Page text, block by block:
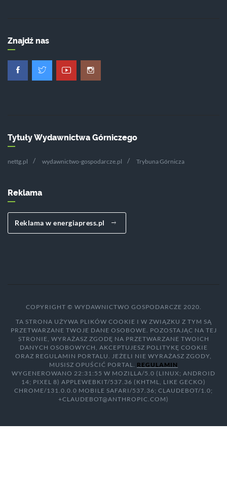
Znajdź nas
Tytuły Wydawnictwa Górniczego
nettg.pl wydawnictwo-gospodarcze.pl Trybuna Górnicza
Reklama
Reklama w energiapress.pl
COPYRIGHT © WYDAWNICTWO GOSPODARCZE 2020.
TA STRONA UŻYWA PLIKÓW COOKIE I W ZWIĄZKU Z TYM SĄ
PRZETWARZANE TWOJE DANE OSOBOWE. POZOSTAJĄC NA TEJ
STRONIE, WYRAŻASZ ZGODĘ NA PRZETWARZANE TWOICH
DANYCH OSOBOWYCH, AKCEPTUJESZ POLITYKĘ COOKIE
ORAZ REGULAMIN PORTALU. JEŻELI NIE WYRAŻASZ ZGODY,
MUSISZ OPUŚCIĆ PORTAL. REGULAMIN
WYGENEROWANO 22:31:55 W MOZILLA/5.0 (LINUX; ANDROID
14; PIXEL 8) APPLEWEBKIT/537.36 (KHTML, LIKE GECKO)
CHROME/131.0.0.0 MOBILE SAFARI/537.36; CLAUDEBOT/1.0;
+CLAUDEBOT@ANTHROPIC.COM)